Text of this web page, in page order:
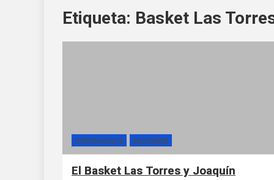
Etiqueta: Basket Las
CONTRAGOLPE SECCIONES
El Basket Las Torres y Joaquín